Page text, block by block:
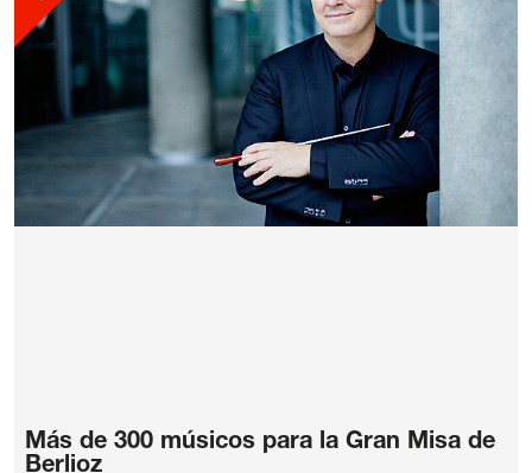
Más de 300 músicos para la Gran Misa de
Berlioz